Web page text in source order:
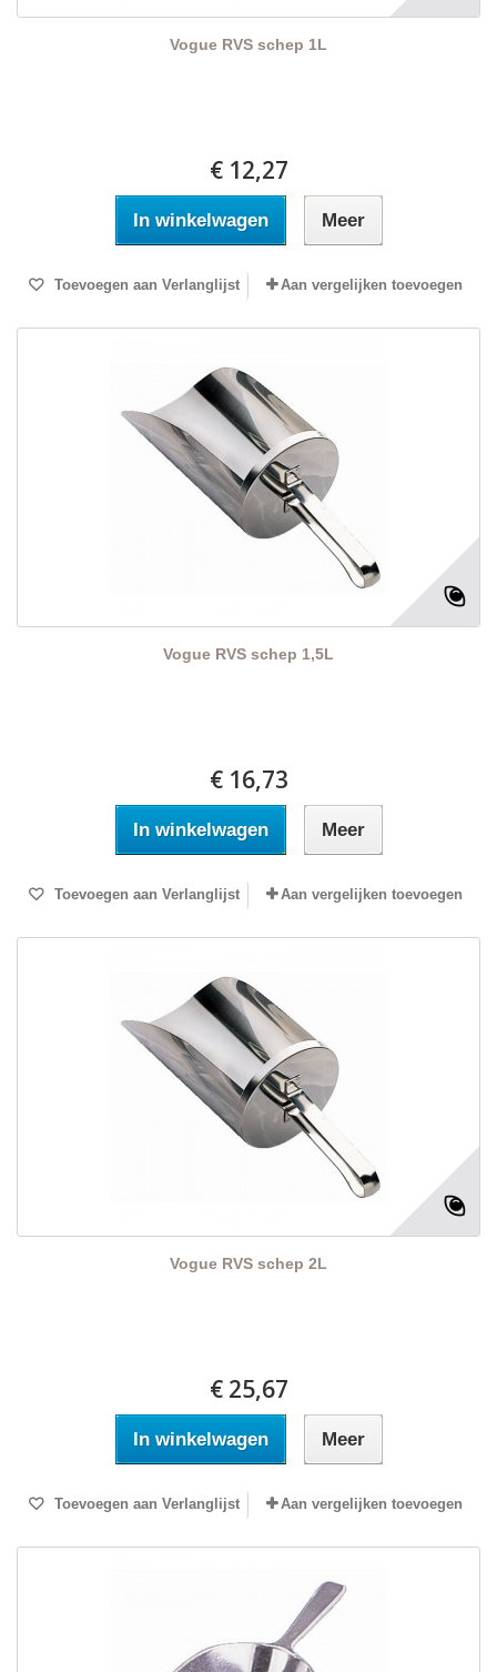
Vogue RVS schep 1L
€ 12,27
In winkelwagen Meer
Toevoegen aan Verlanglijst Aan vergelijken toevoegen
Vogue RVS schep 1,5L
€ 16,73
In winkelwagen Meer
Toevoegen aan Verlanglijst Aan vergelijken toevoegen
Vogue RVS schep 2L
€ 25,67
In winkelwagen Meer
Toevoegen aan Verlanglijst Aan vergelijken toevoegen